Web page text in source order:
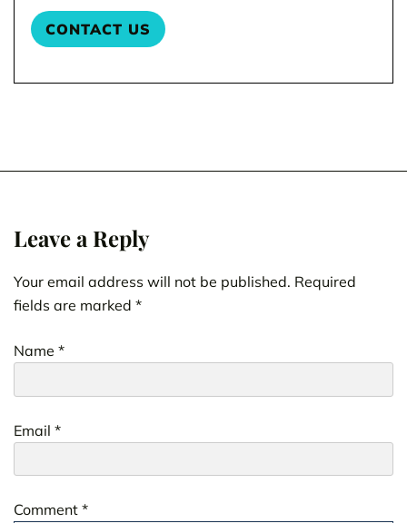
Leave a Reply
Your email address will not be published. Required
fields are marked *
Comment *
Name *
Email *